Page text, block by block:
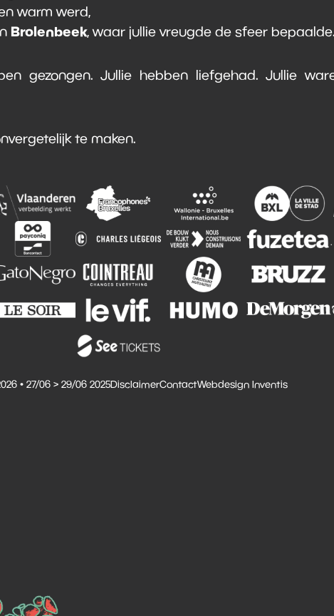
warm werd,
Brolenbeek, waar jullie vreugde de sfeer bepaalde.
gezongen. Jullie hebben liefgehad. Jullie
te maken.
• 27/06 > 29/06 2025DisclaimerContactWebdesign Inventis